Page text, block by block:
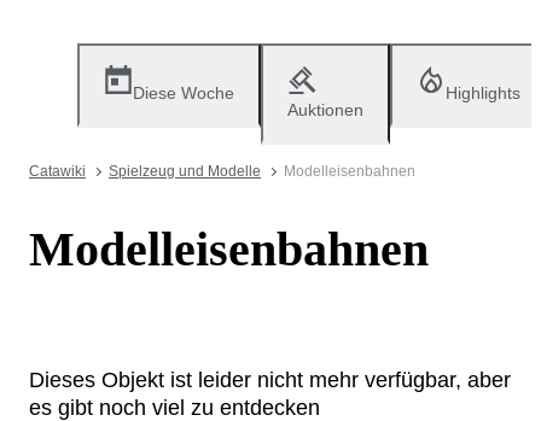
Diese Woche
Auktionen
Highlights
Catawiki Spielzeug und Modelle Modelleisenbahnen
Modelleisenbahnen
Dieses Objekt ist leider nicht mehr verfügbar, aber
es gibt noch viel zu entdecken